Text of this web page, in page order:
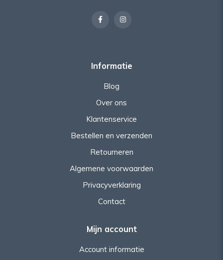
Informatie
Blog
Over ons
Klantenservice
Bestellen en verzenden
Retourneren
Algemene voorwaarden
Privacyverklaring
Contact
Mijn account
Account informatie